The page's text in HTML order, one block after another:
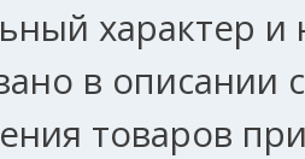
характер
в описании
товаров